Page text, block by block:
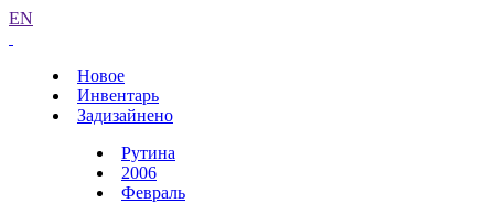
EN
Новое
Инвентарь
Задизайнено
Рутина
2006
Февраль